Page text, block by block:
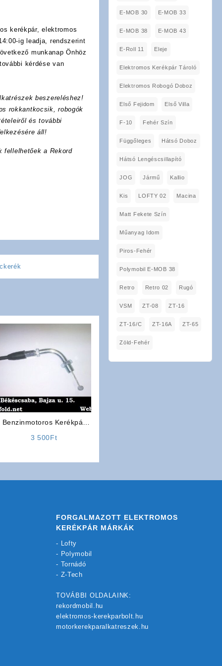
kerékpár, elektromos
ig leadja, rendszerint
munkanap Önhöz
kérdése van
beszereléshez!
rokkantkocsik, robogók
és további
áll!
fellelhetőek a Rekord
Benzinmotoros Kerékpár
(BFB01 4 üteműhöz)
3 500Ft
E-MOB 30 E-MOB 33
E-MOB 38 E-MOB 43
E-Roll 11 Eleje
Elektromos Kerékpár Tároló
Elektromos Robogó Doboz
Első Fejidom Első Villa
F-10 Fehér Szín
Függőleges Hátsó Doboz
Hátsó Lengéscsillapító
JOG Jármű Kallio
Kis LOFTY 02 Macina
Matt Fekete Szín
Műanyag Idom
Piros-Fehér
Polymobil E-MOB 38
Retro Retro 02 Rugó
VSM ZT-08 ZT-16
ZT-16/C ZT-16A ZT-65
Zöld-Fehér
FORGALMAZOTT ELEKTROMOS
KERÉKPÁR MÁRKÁK
- Lofty
- Polymobil
- Tornádó
- Z-Tech
TOVÁBBI OLDALAINK:
rekordmobil.hu
elektromos-kerekparbolt.hu
motorkerekparalkatreszek.hu